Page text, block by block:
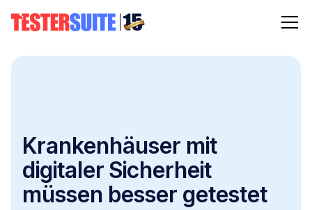
Krankenhäuser mit
digitaler Sicherheit
müssen besser getestet